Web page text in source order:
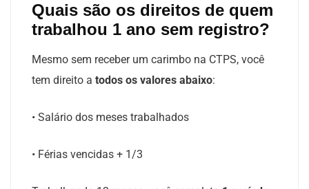
Quais são os direitos de quem
trabalhou 1 ano sem registro?
Mesmo sem receber um carimbo na CTPS, você
tem direito a todos os valores abaixo:
• Salário dos meses trabalhados
• Férias vencidas + 1/3